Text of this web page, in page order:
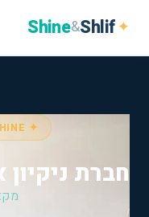
✦
Shlif
&
Shine
✦ SHLIF & SHINE — רעננה
חברת